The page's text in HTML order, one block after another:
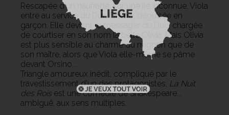
Rescapée d'un naufrage, sur une île inconnue, Viola
entre au service du Duc Orsino, déguisée en
garçon. Elle devient le messager du Duc, chargée
de courtiser en son nom la belle Olivia. Mais Olivia
est plus sensible au charme du mignon que de
son maître, alors que Viola elle-même se pâme
devant Orsino...
Triangle amoureux inédit, compliqué par le
travestissement d'un des protagonistes, La Nuit
des Roisest une comédie de Shakespeare...
ambiguë, aux sens multiples.